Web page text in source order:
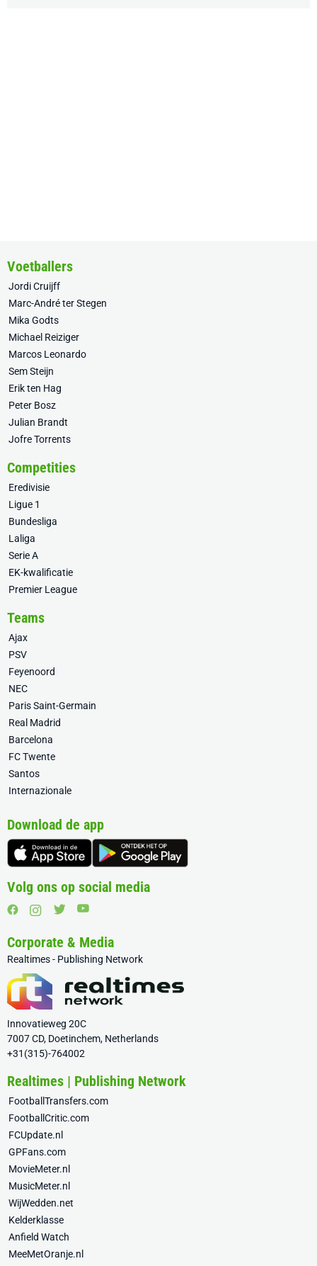
Voetballers
Jordi Cruijff
Marc-André ter Stegen
Mika Godts
Michael Reiziger
Marcos Leonardo
Sem Steijn
Erik ten Hag
Peter Bosz
Julian Brandt
Jofre Torrents
Competities
Eredivisie
Ligue 1
Bundesliga
Laliga
Serie A
EK-kwalificatie
Premier League
Teams
Ajax
PSV
Feyenoord
NEC
Paris Saint-Germain
Real Madrid
Barcelona
FC Twente
Santos
Internazionale
Download de app
Volg ons op social media
Corporate & Media
Realtimes - Publishing Network
Innovatieweg 20C
7007 CD, Doetinchem, Netherlands
+31(315)-764002
Realtimes | Publishing Network
FootballTransfers.com
FootballCritic.com
FCUpdate.nl
GPFans.com
MovieMeter.nl
MusicMeter.nl
WijWedden.net
Kelderklasse
Anfield Watch
MeeMetOranje.nl